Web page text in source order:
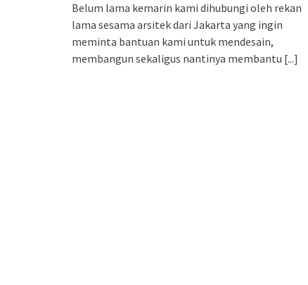
Belum lama kemarin kami dihubungi oleh rekan
lama sesama arsitek dari Jakarta yang ingin
meminta bantuan kami untuk mendesain,
membangun sekaligus nantinya membantu [...]